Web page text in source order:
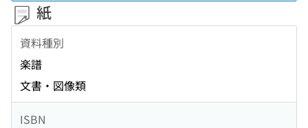
紙
資料種別
楽譜
文書・図像類
ISBN